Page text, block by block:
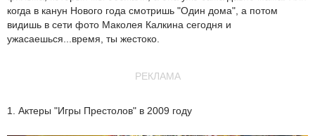
когда в канун Нового года смотришь "Один дома", а потом
видишь в сети фото Маколея Калкина сегодня и
ужасаешься...время, ты жестоко.
РЕКЛАМА
1. Актеры "Игры Престолов" в 2009 году